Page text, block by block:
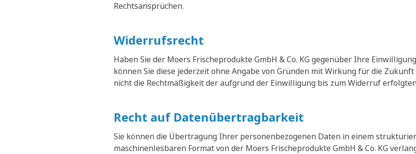
Rechtsansprüchen.
Widerrufsrecht
Haben Sie der Moers Frischeprodukte GmbH & Co. KG gegenüber Ihre
können Sie diese jederzeit ohne Angabe von Gründen mit Wirkung für die
nicht die Rechtmäßigkeit der aufgrund der Einwilligung bis zum Widerruf
Recht auf Datenübertragbarkeit
Sie können die Übertragung Ihrer personenbezogenen Daten in einem
maschinenlesbaren Format von der Moers Frischeprodukte GmbH & Co. KG